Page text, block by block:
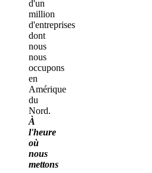
d'un
million
d'entreprises
dont
nous
nous
occupons
en
Amérique
du
Nord.
À
l'heure
où
nous
mettons